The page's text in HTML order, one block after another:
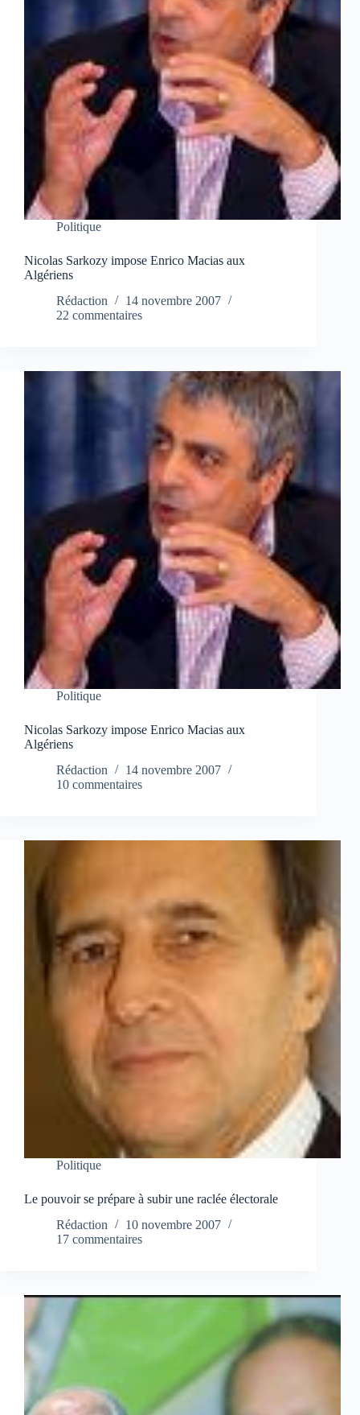
Politique
Nicolas Sarkozy impose Enrico Macias aux
Algériens
Rédaction
14 novembre 2007
22 commentaires
Politique
Nicolas Sarkozy impose Enrico Macias aux
Algériens
Rédaction
14 novembre 2007
10 commentaires
Politique
Le pouvoir se prépare à subir une raclée électorale
Rédaction
10 novembre 2007
17 commentaires